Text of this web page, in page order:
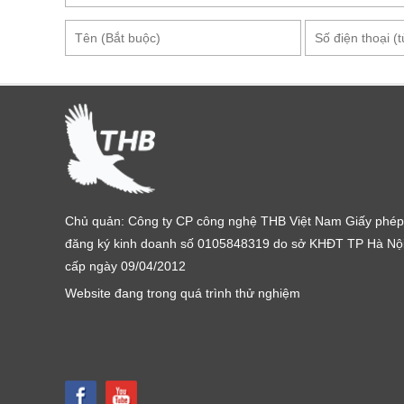
Máy đo tốc độ,
Thông số kỹ thuật Máy đo tốc độ lưu
Tính năng : Đo gió, đo lưu lượng, nhiệt độ
Đo nhiệt độ không khí : Phạm vi đo nhiệt độ: -20
Chủ quản: Công ty CP công nghệ THB Việt Nam Giấy phép
đăng ký kinh doanh số 0105848319 do sở KHĐT TP Hà
cấp ngày 09/04/2012
Website đang trong quá trình thử nghiệm